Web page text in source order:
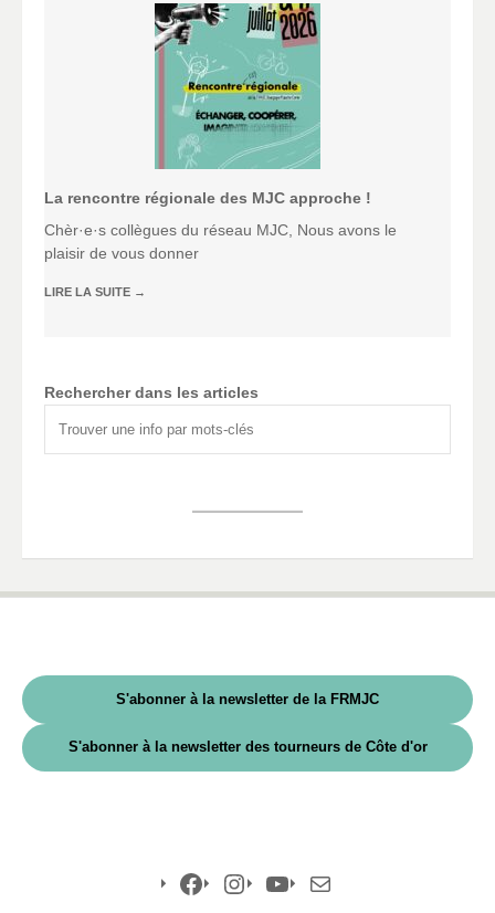
La rencontre régionale des MJC approche !
Chèr·e·s collègues du réseau MJC, Nous avons le
plaisir de vous donner
LIRE LA SUITE →
Rechercher dans les articles
S'abonner à la newsletter de la FRMJC
S'abonner à la newsletter des tourneurs de Côte d'or
Facebook